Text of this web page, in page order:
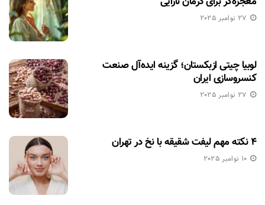
27 نوامبر 2025
لوبیا چیتی ازبکستان؛ گزینه ایده‌آل صنعت
کنسروسازی ایران
27 نوامبر 2025
۴ نکته مهم لیفت شقیقه با نخ در تهران
10 نوامبر 2025